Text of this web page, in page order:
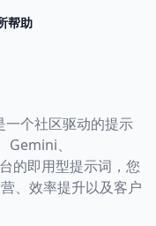
帮助
一个社区驱动的提示
、
的即用型提示词，您
、效率提升以及客户